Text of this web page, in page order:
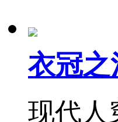
衣冠之
现代人